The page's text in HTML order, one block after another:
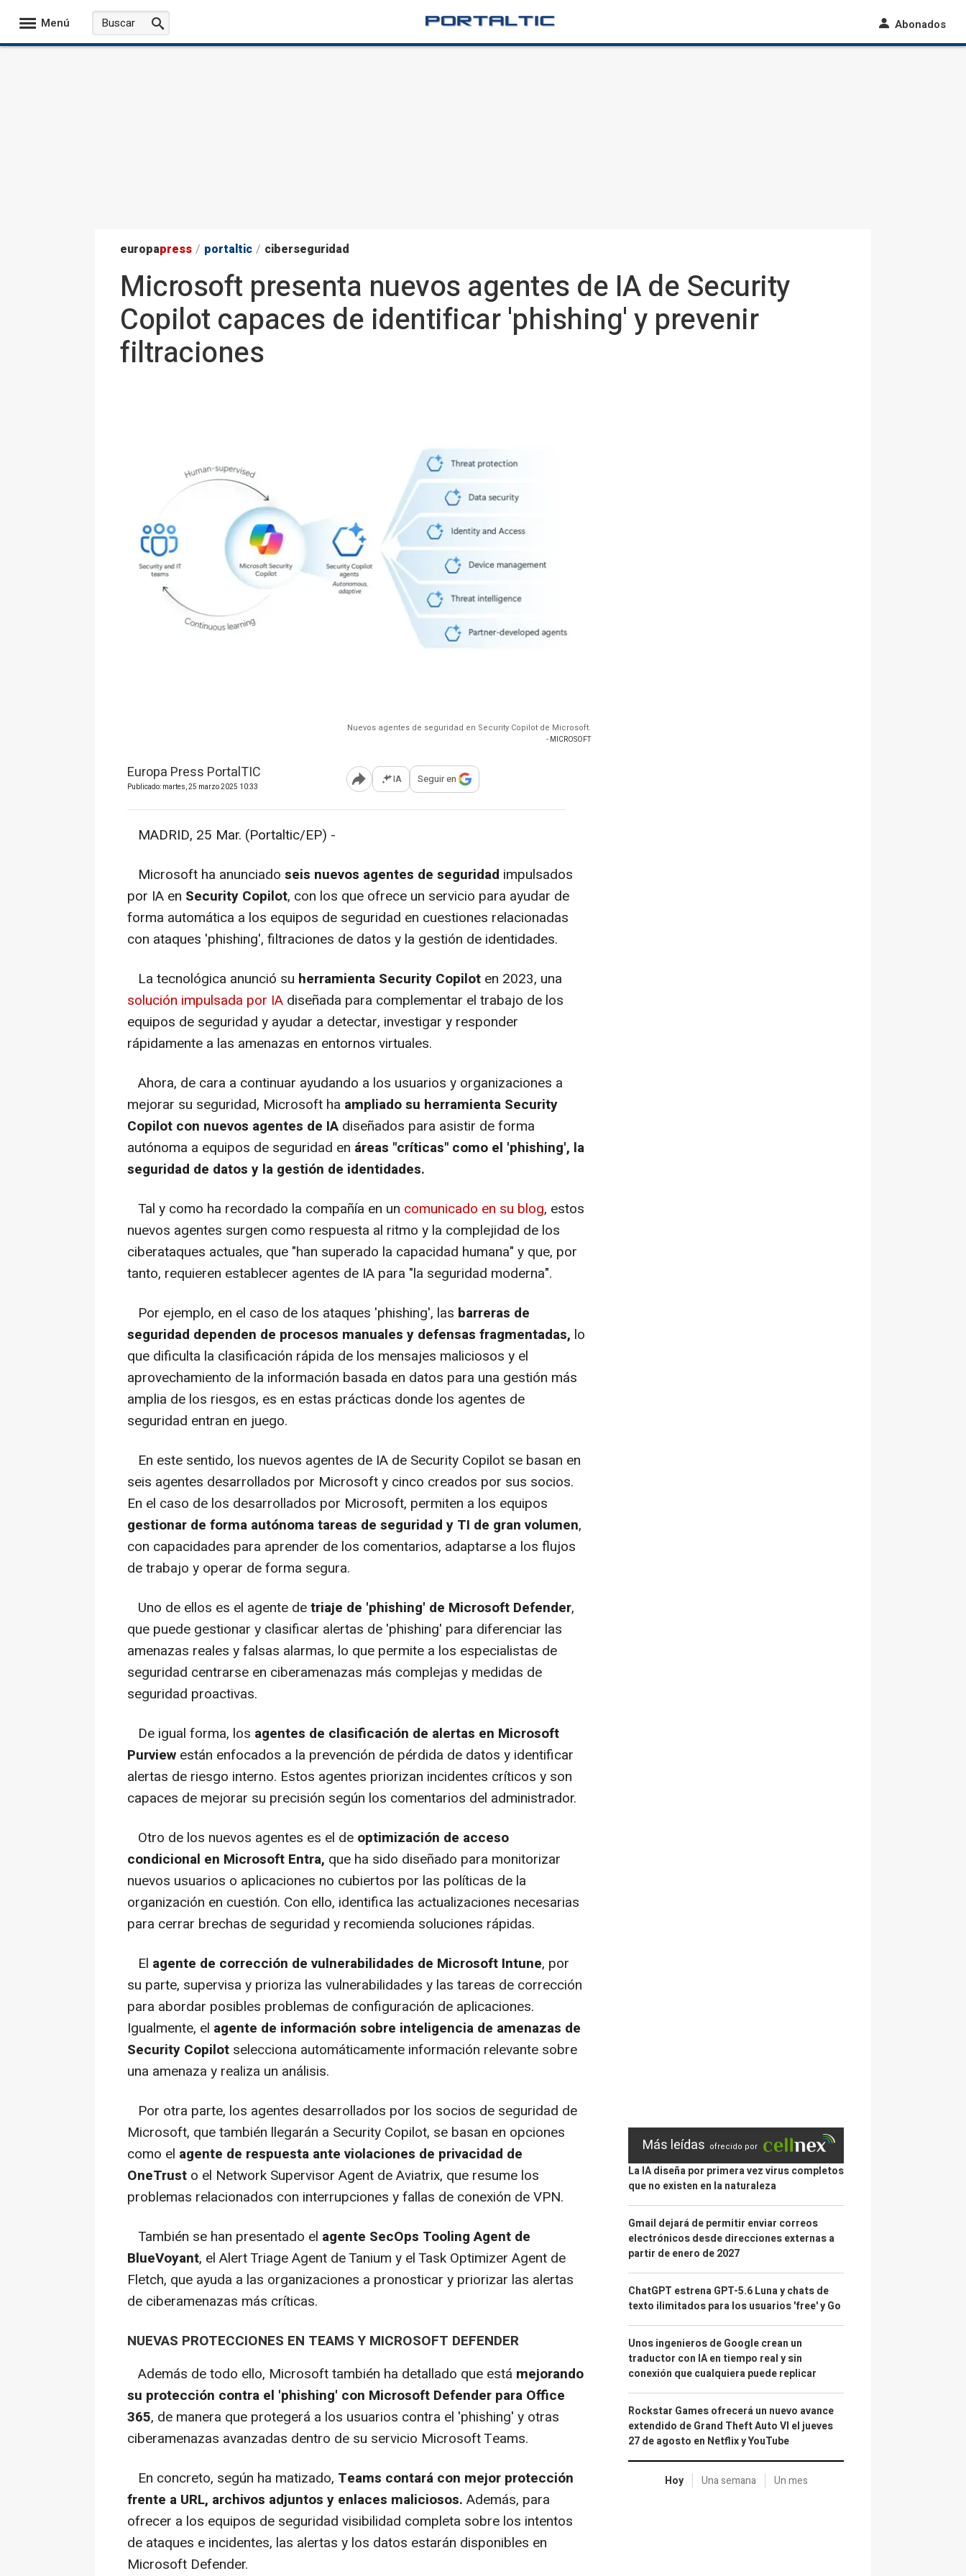
Menú Abonados
europapress / portaltic / ciberseguridad
Microsoft presenta nuevos agentes de IA de Security
Copilot capaces de identificar 'phishing' y prevenir
filtraciones
Nuevos agentes de seguridad en Security Copilot de Microsoft.
- MICROSOFT
Europa Press PortalTIC
Publicado: martes, 25 marzo 2025 10:33 Abrir opciones para compartir
IA Seguir en
MADRID, 25 Mar. (Portaltic/EP) -
Microsoft ha anunciado seis nuevos agentes de seguridad impulsados
por IA en Security Copilot, con los que ofrece un servicio para ayudar de
forma automática a los equipos de seguridad en cuestiones relacionadas
con ataques 'phishing', filtraciones de datos y la gestión de identidades.
La tecnológica anunció su herramienta Security Copilot en 2023, una
solución impulsada por IA diseñada para complementar el trabajo de los
equipos de seguridad y ayudar a detectar, investigar y responder
rápidamente a las amenazas en entornos virtuales.
Ahora, de cara a continuar ayudando a los usuarios y organizaciones a
mejorar su seguridad, Microsoft ha ampliado su herramienta Security
Copilot con nuevos agentes de IA diseñados para asistir de forma
autónoma a equipos de seguridad en áreas "críticas" como el 'phishing', la
seguridad de datos y la gestión de identidades.
Tal y como ha recordado la compañía en un comunicado en su blog, estos
nuevos agentes surgen como respuesta al ritmo y la complejidad de los
ciberataques actuales, que "han superado la capacidad humana" y que, por
tanto, requieren establecer agentes de IA para "la seguridad moderna".
Por ejemplo, en el caso de los ataques 'phishing', las barreras de
seguridad dependen de procesos manuales y defensas fragmentadas, lo
que dificulta la clasificación rápida de los mensajes maliciosos y el
aprovechamiento de la información basada en datos para una gestión más
amplia de los riesgos, es en estas prácticas donde los agentes de
seguridad entran en juego.
En este sentido, los nuevos agentes de IA de Security Copilot se basan en
seis agentes desarrollados por Microsoft y cinco creados por sus socios.
En el caso de los desarrollados por Microsoft, permiten a los equipos
gestionar de forma autónoma tareas de seguridad y TI de gran volumen,
con capacidades para aprender de los comentarios, adaptarse a los flujos
de trabajo y operar de forma segura.
Uno de ellos es el agente detriaje de 'phishing' de Microsoft Defender,
que puede gestionar y clasificar alertas de 'phishing' para diferenciar las
amenazas reales y falsas alarmas, lo que permite a los especialistas de
seguridad centrarse en ciberamenazas más complejas y medidas de
seguridad proactivas.
De igual forma, los agentes de clasificación de alertas en Microsoft
Purview están enfocados a la prevención de pérdida de datos y identificar
alertas de riesgo interno. Estos agentes priorizan incidentes críticos y son
capaces de mejorar su precisión según los comentarios del administrador.
Otro de los nuevos agentes es el de optimización de acceso
condicional en Microsoft Entra, que ha sido diseñado para monitorizar
nuevos usuarios o aplicaciones no cubiertos por las políticas de la
organización en cuestión. Con ello, identifica las actualizaciones necesarias
para cerrar brechas de seguridad y recomienda soluciones rápidas.
El agente de corrección de vulnerabilidades de Microsoft Intune, por
su parte, supervisa y prioriza las vulnerabilidades y las tareas de corrección
para abordar posibles problemas de configuración de aplicaciones.
Igualmente, el agente de información sobre inteligencia de amenazas de
Security Copilot selecciona automáticamente información relevante sobre
una amenaza y realiza un análisis.
Por otra parte, los agentes desarrollados por los socios de seguridad de
Microsoft, que también llegarán a Security Copilot, se basan en opciones
como el agente de respuesta ante violaciones de privacidad de
OneTrust o el Network Supervisor Agent de Aviatrix, que resume los
problemas relacionados con interrupciones y fallas de conexión de VPN.
También se han presentado el agente SecOps Tooling Agent de
BlueVoyant, el Alert Triage Agent de Tanium y el Task Optimizer Agent de
Fletch, que ayuda a las organizaciones a pronosticar y priorizar las alertas
de ciberamenazas más críticas.
NUEVAS PROTECCIONES EN TEAMS Y MICROSOFT DEFENDER
Además de todo ello, Microsoft también ha detallado que está mejorando
su protección contra el 'phishing' con Microsoft Defender para Office
365, de manera que protegerá a los usuarios contra el 'phishing' y otras
ciberamenazas avanzadas dentro de su servicio Microsoft Teams.
En concreto, según ha matizado, Teams contará con mejor protección
frente a URL, archivos adjuntos y enlaces maliciosos. Además, para
ofrecer a los equipos de seguridad visibilidad completa sobre los intentos
de ataques e incidentes, las alertas y los datos estarán disponibles en
Microsoft Defender.
Más leídas ofrecido por
La IA diseña por primera vez virus completos
que no existen en la naturaleza
Gmail dejará de permitir enviar correos
electrónicos desde direcciones externas a
partir de enero de 2027
ChatGPT estrena GPT-5.6 Luna y chats de
texto ilimitados para los usuarios 'free' y Go
Unos ingenieros de Google crean un
traductor con IA en tiempo real y sin
conexión que cualquiera puede replicar
Rockstar Games ofrecerá un nuevo avance
extendido de Grand Theft Auto VI el jueves
27 de agosto en Netflix y YouTube
Hoy Una semana Un mes